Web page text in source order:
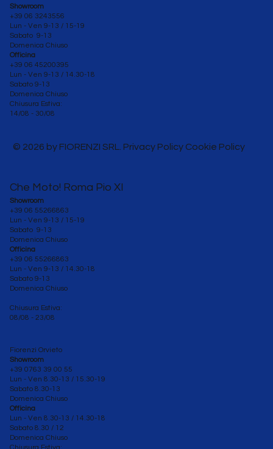
Showroom
+39 06 3243556
Lun - Ven 9-13 / 15-19
Sabato 9-13
Domenica Chiuso
Officina
+39 06 45200395
Lun - Ven 9-13 / 14.30-18
Sabato 9-13
Domenica Chiuso
Chiusura Estiva:
14/08 - 30/08
Che Moto! Roma Pio XI
Showroom
+39 06 55266863
Lun - Ven 9-13 / 15-19
Sabato 9-13
Domenica Chiuso
Officina
+39 06 55266863
Lun - Ven 9-13 / 14.30-18
Sabato 9-13
Domenica Chiuso
Chiusura Estiva:
08/08 - 23/08
Fiorenzi Orvieto
Showroom
+39 0763 39 00 55
Lun - Ven 8.30-13 / 15.30-19
Sabato 8.30-13
Domenica Chiuso
Officina
Lun - Ven 8.30-13 / 14.30-18
Sabato 8.30 / 12
Domenica Chiuso
Chiusura Estiva:
© 2026 by FIORENZI SRL. Privacy Policy Cookie Policy